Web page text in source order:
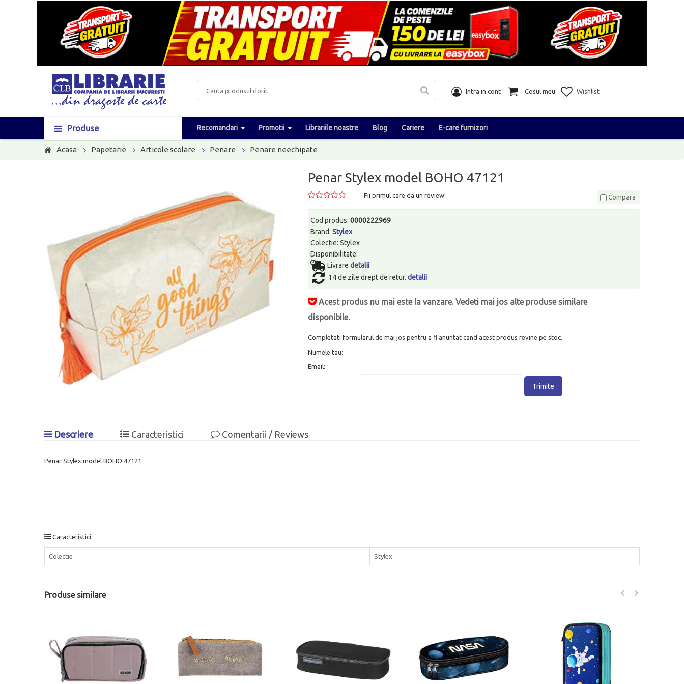
Intra in cont Cosul meu Wishlist
Produse Recomandari Promotii Librariile noastre Blog Cariere E-care furnizori
Acasa Papetarie Articole scolare Penare Penare neechipate
Penar Stylex model BOHO 47121
Fii primul care da un review! Compara
Cod produs:0000222969
Brand:Stylex
Colectie: Stylex
Disponibilitate:
Livraredetalii
14 de zile drept de retur.detalii
Acest produs nu mai este la vanzare. Vedeti mai jos alte produse similare
disponibile.
Completati formularul de mai jos pentru a fi anuntat cand acest produs revine pe stoc.
Numele tau:
Email:
Trimite
Descriere Caracteristici Comentarii / Reviews
Penar Stylex model BOHO 47121
Caracteristici
Colectie Stylex
Produse similare
472GJ10
6050
lei 48